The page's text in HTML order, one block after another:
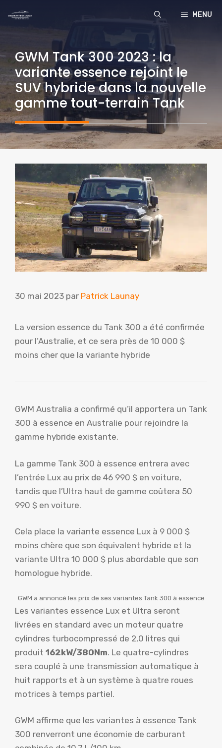
MENU
GWM Tank 300 2023 : la
variante essence rejoint le
SUV hybride dans la nouvelle
gamme tout-terrain Tank
30 mai 2023 par Patrick Launay
La version essence du Tank 300 a été confirmée
pour l’Australie, et ce sera près de 10 000 $
moins cher que la variante hybride
GWM Australia a confirmé qu’il apportera un Tank
300 à essence en Australie pour rejoindre la
gamme hybride existante.
La gamme Tank 300 à essence entrera avec
l’entrée Lux au prix de 46 990 $ en voiture,
tandis que l’Ultra haut de gamme coûtera 50
990 $ en voiture.
Cela place la variante essence Lux à 9 000 $
moins chère que son équivalent hybride et la
variante Ultra 10 000 $ plus abordable que son
homologue hybride.
GWM a annoncé les prix de ses variantes Tank 300 à essence
Les variantes essence Lux et Ultra seront
livrées en standard avec un moteur quatre
cylindres turbocompressé de 2,0 litres qui
produit 162kW/380Nm. Le quatre-cylindres
sera couplé à une transmission automatique à
huit rapports et à un système à quatre roues
motrices à temps partiel.
GWM affirme que les variantes à essence Tank
300 renverront une économie de carburant